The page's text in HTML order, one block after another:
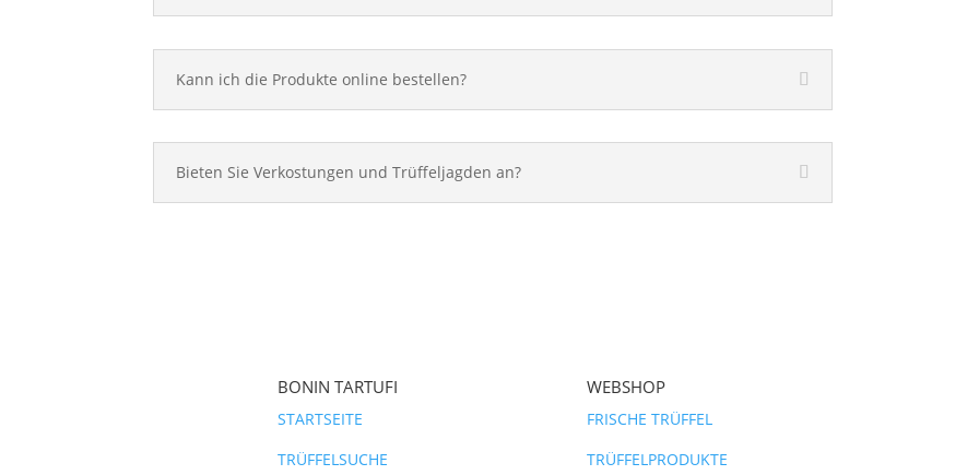
Kann ich die Produkte online bestellen?
Bieten Sie Verkostungen und Trüffeljagden an?
BONIN TARTUFI
STARTSEITE
TRÜFFELSUCHE
WEBSHOP
FRISCHE TRÜFFEL
TRÜFFELPRODUKTE